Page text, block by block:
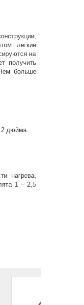
легкие
на
получить
больше
2 дюйма.
нагрева,
1 – 2,5